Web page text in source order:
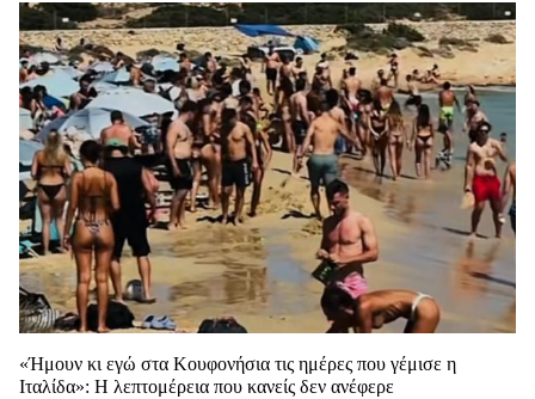
«Ήμουν κι εγώ στα Κουφονήσια τις ημέρες που γέμισε η
Ιταλίδα»: Η λεπτομέρεια που κανείς δεν ανέφερε